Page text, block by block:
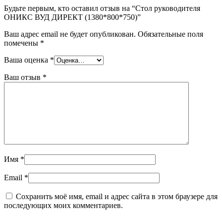
Будьте первым, кто оставил отзыв на “Стол руководителя
ОНИКС ВУД ДИРЕКТ (1380*800*750)”
Ваш адрес email не будет опубликован. Обязательные поля
помечены *
Ваша оценка *
Ваш отзыв *
Имя *
Email *
Сохранить моё имя, email и адрес сайта в этом браузере для
последующих моих комментариев.